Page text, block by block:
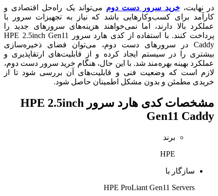
در نهایت،خرید سرور دست دوم می‌تواند یک راه‌حل اقتصادی و
کارآمد برای کسب‌وکارهایی باشد که نیاز به تجهیزات سرور با
عملکرد بالا دارند، اما نمی‌خواهند هزینه‌های سرورهای جدید را
پرداخت کنند. با استفاده از کدی هارد سرور HPE 2.5inch Gen11
Caddy در سرورهای دست دوم، می‌توان فضای ذخیره‌سازی
بیشتری را در سیستم ایجاد کرده و از قابلیت‌های ارتقاپذیری و
عملکرد بهینه بهره‌مند شد. با این حال، هنگام خرید سرور دست دوم،
لازم است که وضعیت فنی و قابلیت‌های آن بررسی شود تا از
خریدی مطمئن و بدون مشکل اطمینان حاصل شود.
مشخصات
کدی هارد سرور HPE 2.5inch
Gen11 Caddy
برند
HPE
سازگار با
HPE ProLiant Gen11 Servers